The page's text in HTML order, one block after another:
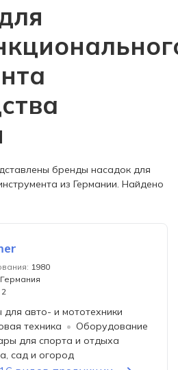
бренды насадок для
из Германии. Найдено
1980
Германия
2
авто- и мототехники
техника
Оборудование
для спорта и отдыха
сад и огород